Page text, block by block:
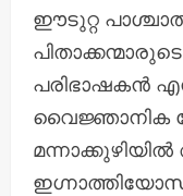
ഈടുറ്റ
പരിഭാഷകൻ
വൈജ്ഞാനിക